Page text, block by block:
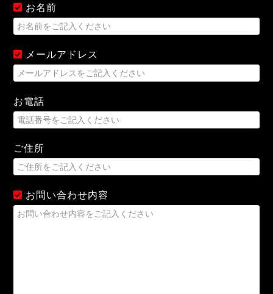
お名前
メールアドレス
お電話
ご住所
お問い合わせ内容